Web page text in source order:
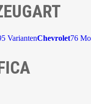
VariantenChevrolet76